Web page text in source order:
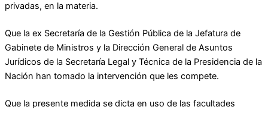
privadas, en la materia.
Que la ex Secretaría de la Gestión Pública de la Jefatura de
Gabinete de Ministros y la Dirección General de Asuntos
Jurídicos de la Secretaría Legal y Técnica de la Presidencia de la
Nación han tomado la intervención que les compete.
Que la presente medida se dicta en uso de las facultades